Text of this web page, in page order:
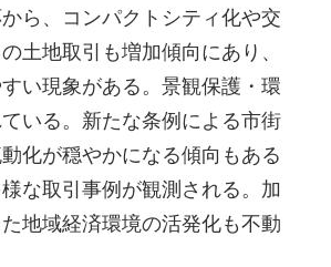
ら、コンパクトシティ化や交
土地取引も増加傾向にあり、
い現象がある。景観保護・環
いる。新たな条例による市街
化が穏やかになる傾向もある
な取引事例が観測される。加
地域経済環境の活発化も不動